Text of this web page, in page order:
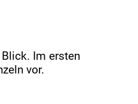
Im ersten
vor.